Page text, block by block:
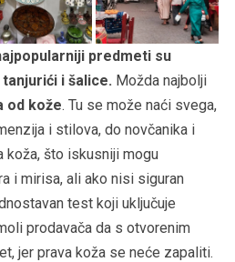
predmeti su
i šalice. Možda najbolji
od kože. Tu se može naći svega,
i stilova, do novčanika i
koža, što iskusniji mogu
i mirisa, ali ako nisi siguran
test koji uključuje
prodavača da s otvorenim
jer prava koža se neće zapaliti.